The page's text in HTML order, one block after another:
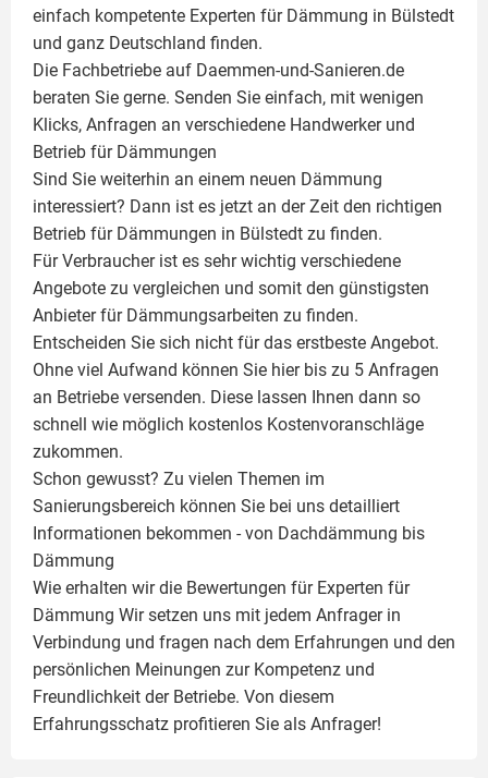
einfach kompetente Experten für Dämmung in Bülstedt
und ganz Deutschland finden.
Die Fachbetriebe auf Daemmen-und-Sanieren.de
beraten Sie gerne. Senden Sie einfach, mit wenigen
Klicks, Anfragen an verschiedene Handwerker und
Betrieb für Dämmungen
Sind Sie weiterhin an einem neuen Dämmung
interessiert? Dann ist es jetzt an der Zeit den richtigen
Betrieb für Dämmungen in Bülstedt zu finden.
Für Verbraucher ist es sehr wichtig verschiedene
Angebote zu vergleichen und somit den günstigsten
Anbieter für Dämmungsarbeiten zu finden.
Entscheiden Sie sich nicht für das erstbeste Angebot.
Ohne viel Aufwand können Sie hier bis zu 5 Anfragen
an Betriebe versenden. Diese lassen Ihnen dann so
schnell wie möglich kostenlos Kostenvoranschläge
zukommen.
Schon gewusst? Zu vielen Themen im
Sanierungsbereich können Sie bei uns detailliert
Informationen bekommen - von Dachdämmung bis
Dämmung
Wie erhalten wir die Bewertungen für Experten für
Dämmung Wir setzen uns mit jedem Anfrager in
Verbindung und fragen nach dem Erfahrungen und den
persönlichen Meinungen zur Kompetenz und
Freundlichkeit der Betriebe. Von diesem
Erfahrungsschatz profitieren Sie als Anfrager!